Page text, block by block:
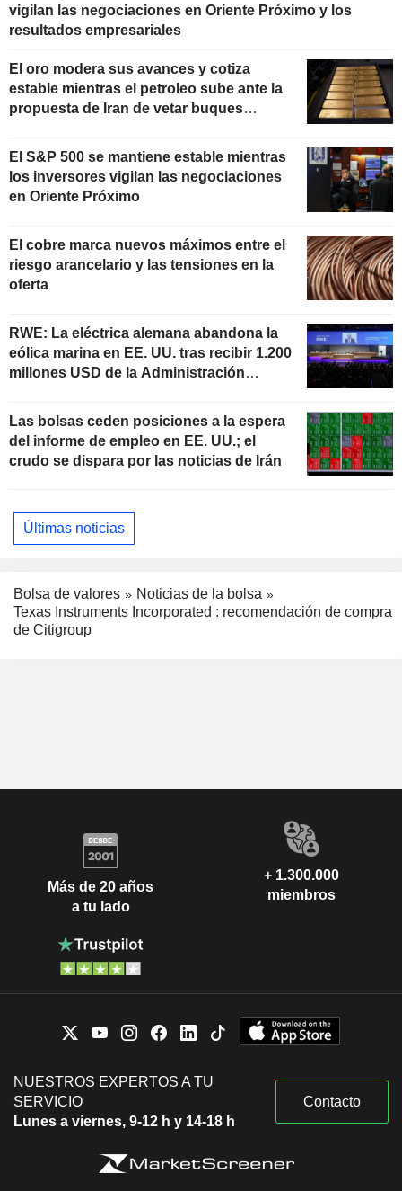
vigilan las negociaciones en Oriente Próximo y los
resultados empresariales
El oro modera sus avances y cotiza
estable mientras el petroleo sube ante la
propuesta de Iran de vetar buques
El S&P 500 se mantiene estable mientras
los inversores vigilan las negociaciones
en Oriente Próximo
El cobre marca nuevos máximos entre el
riesgo arancelario y las tensiones en la
oferta
RWE: La eléctrica alemana abandona la
eólica marina en EE. UU. tras recibir 1.200
millones USD de la Administración
Las bolsas ceden posiciones a la espera
del informe de empleo en EE. UU.; el
crudo se dispara por las noticias de Irán
Últimas noticias
Bolsa de valores
Noticias de la bolsa
Texas Instruments Incorporated : recomendación de compra
de Citigroup
Más de 20 años
a tu lado
+ 1.300.000
miembros
NUESTROS EXPERTOS A TU
SERVICIO
Lunes a viernes, 9-12 h y 14-18 h
Contacto